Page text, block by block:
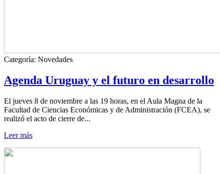
Categoría: Novedades
Agenda Uruguay y el futuro en desarrollo
El jueves 8 de noviembre a las 19 horas, en el Aula Magna de la
Facultad de Ciencias Económicas y de Administración (FCEA), se
realizó el acto de cierre de...
Leer más